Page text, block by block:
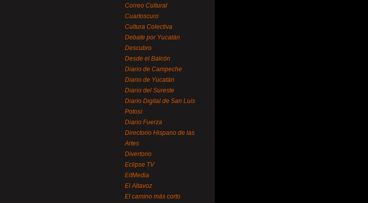
Correo Cultural
Cuartoscuro
Cultura Colectiva
Debate por Yucatán
Descubro
Desde el Balcón
Diario de Campeche
Diario de Yucatán
Diario del Sureste
Diario Digital de San Luis
Potosí
Diario Fuerza
Directorio Hispano de las
Artes
Divertorio
Eclipse TV
EitMedia
El Altavoz
El camino más corto